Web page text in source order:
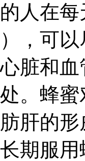
在每
，可
脏和
。蜂
肝的
期服